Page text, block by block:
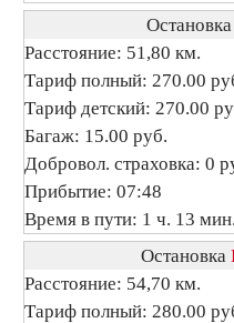
Остановка
Расстояние: 51,80 км.
Тариф полный: 270.00
Тариф детский: 270.00
Багаж: 15.00 руб.
Добровол. страховка: 0
Прибытие: 07:48
Время в пути: 1 ч. 13 мин.
Остановка
Расстояние: 54,70 км.
Тариф полный: 280.00